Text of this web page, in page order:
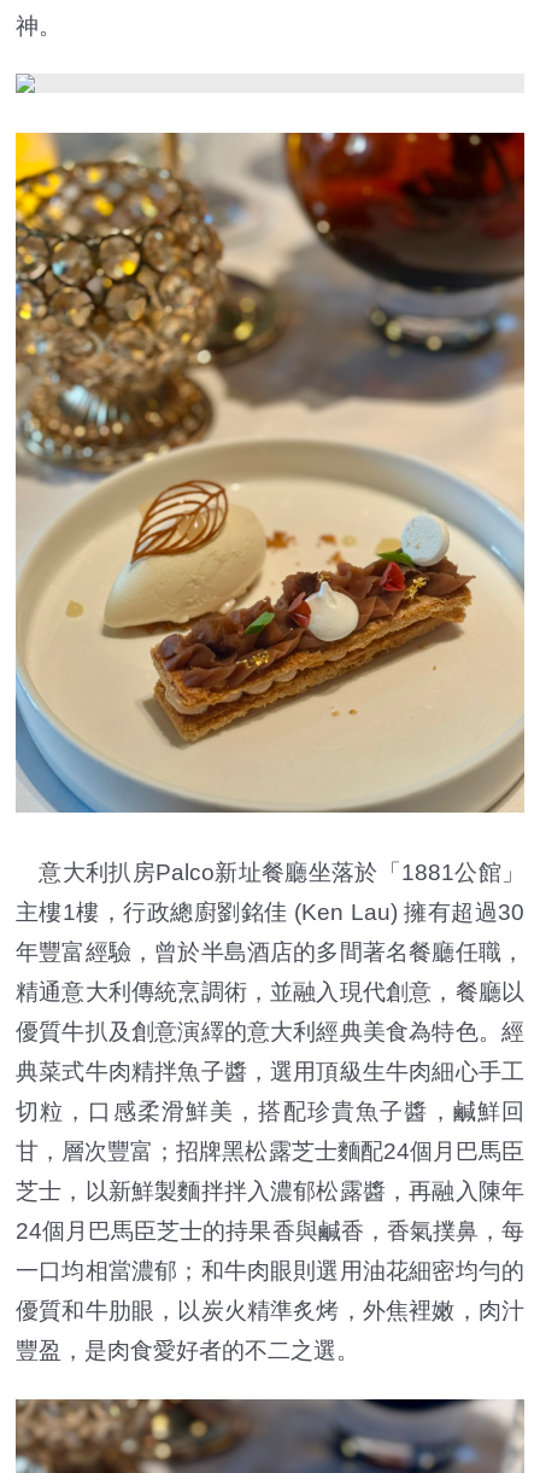
神。
意大利扒房Palco新址餐廳坐落於「1881公館」
主樓1樓，行政總廚劉銘佳 (Ken Lau) 擁有超過30
年豐富經驗，曾於半島酒店的多間著名餐廳任職，
精通意大利傳統烹調術，並融入現代創意，餐廳以
優質牛扒及創意演繹的意大利經典美食為特色。經
典菜式牛肉精拌魚子醬，選用頂級生牛肉細心手工
切粒，口感柔滑鮮美，搭配珍貴魚子醬，鹹鮮回
甘，層次豐富；招牌黑松露芝士麵配24個月巴馬臣
芝士，以新鮮製麵拌拌入濃郁松露醬，再融入陳年
24個月巴馬臣芝士的持果香與鹹香，香氣撲鼻，每
一口均相當濃郁；和牛肉眼則選用油花細密均勻的
優質和牛肋眼，以炭火精準炙烤，外焦裡嫩，肉汁
豐盈，是肉食愛好者的不二之選。